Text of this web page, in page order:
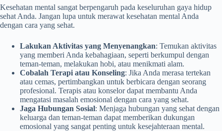
Kesehatan mental sangat berpengaruh pada keseluruhan gaya hidup
sehat Anda. Jangan lupa untuk merawat kesehatan mental Anda
dengan cara yang sehat.
Lakukan Aktivitas yang Menyenangkan: Temukan aktivitas
yang memberi Anda kebahagiaan, seperti berkumpul dengan
teman-teman, melakukan hobi, atau menikmati alam.
Cobalah Terapi atau Konseling: Jika Anda merasa tertekan
atau cemas, pertimbangkan untuk berbicara dengan seorang
profesional. Terapis atau konselor dapat membantu Anda
mengatasi masalah emosional dengan cara yang sehat.
Jaga Hubungan Sosial: Menjaga hubungan yang sehat dengan
keluarga dan teman-teman dapat memberikan dukungan
emosional yang sangat penting untuk kesejahteraan mental.